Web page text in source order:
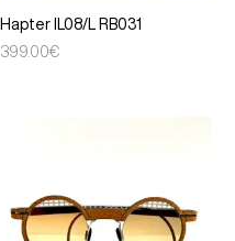
Hapter IL08/L RB031
399.00€